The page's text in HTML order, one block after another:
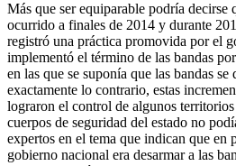
Más que ser equiparable podría decirse
ocurrido a finales de 2014 y durante
registró una práctica promovida por el
implementó el término de las bandas
en las que se suponía que las bandas
exactamente lo contrario, estas
lograron el control de algunos
cuerpos de seguridad del estado no
expertos en el tema que indican que
gobierno nacional era desarmar a las